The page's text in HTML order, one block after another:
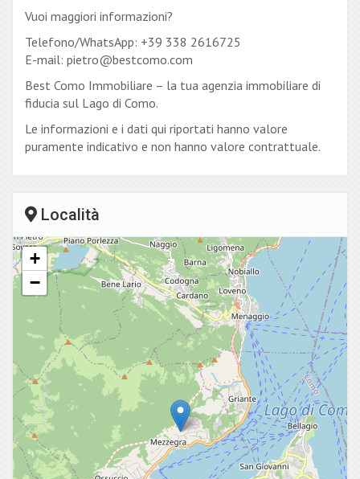
Vuoi maggiori informazioni?
Telefono/WhatsApp: +39 338 2616725
E-mail: pietro@bestcomo.com
Best Como Immobiliare – la tua agenzia immobiliare di
fiducia sul Lago di Como.
Le informazioni e i dati qui riportati hanno valore
puramente indicativo e non hanno valore contrattuale.
Località
+
−